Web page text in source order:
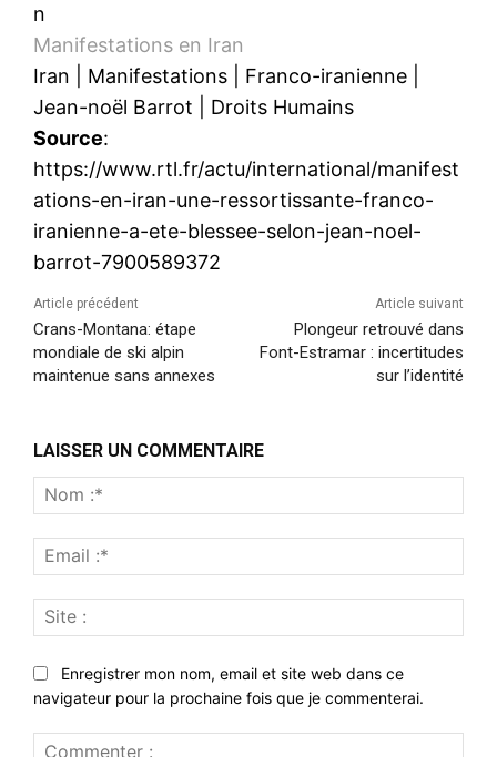
n
Manifestations en Iran
Iran
Manifestations Franco-iranienne
Jean-noël Barrot
Droits Humains
Source:
https://www.rtl.fr/actu/international/manifest
ations-en-iran-une-ressortissante-franco-
iranienne-a-ete-blessee-selon-jean-noel-
barrot-7900589372
Article précédent
Crans-Montana: étape
mondiale de ski alpin
maintenue sans annexes
Article suivant
Plongeur retrouvé dans
Font-Estramar : incertitudes
sur l’identité
LAISSER UN COMMENTAIRE
:*
:*
:
Enregistrer mon nom, email et site web dans ce
navigateur pour la prochaine fois que je commenterai.